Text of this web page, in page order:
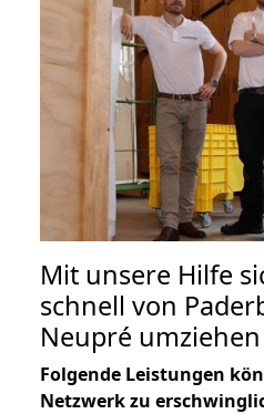
Mit unsere Hilfe
schnell von
Neupré umziehen
Folgende Leistungen
Netzwerk zu